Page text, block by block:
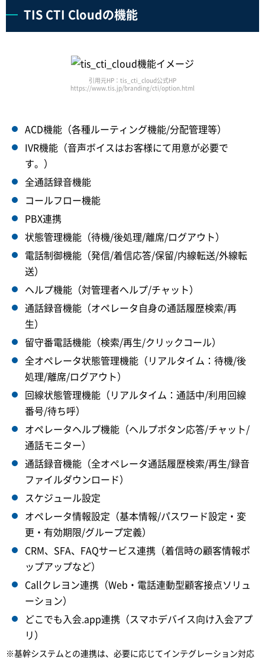
TIS CTI Cloudの機能
引用元HP：tis_cti_cloud公式HP
https://www.tis.jp/branding/cti/option.html
ACD機能（各種ルーティング機能/分配管理等）
IVR機能（音声ボイスはお客様にて用意が必要で
す。）
全通話録音機能
コールフロー機能
PBX連携
状態管理機能（待機/後処理/離席/ログアウト）
電話制御機能（発信/着信応答/保留/内線転送/外線転
送）
ヘルプ機能（対管理者へルプ/チャット）
通話録音機能（オペレータ自身の通話履歴検索/再
生）
留守番電話機能（検索/再生/クリックコール）
全オペレータ状態管理機能（リアルタイム：待機/後
処理/離席/ログアウト）
回線状態管理機能（リアルタイム：通話中/利用回線
番号/待ち呼）
オペレータヘルプ機能（ヘルプボタン応答/チャット/
通話モニター）
通話録音機能（全オペレータ通話履歴検索/再生/録音
ファイルダウンロード）
スケジュール設定
オペレータ情報設定（基本情報/パスワード設定・変
更・有効期限/グループ定義）
CRM、SFA、FAQサービス連携（着信時の顧客情報ポ
ップアップなど）
Callクレヨン連携（Web・電話連動型顧客接点ソリュ
ーション）
どこでも入会.app連携（スマホデバイス向け入会アプ
リ）
※基幹システムとの連携は、必要に応じてインテグレーション対応